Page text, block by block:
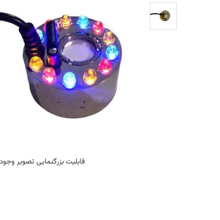
قابلیت بزرگنمایی تصویر